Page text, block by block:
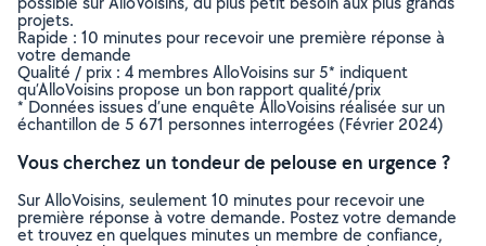
projets.
Rapide : 10 minutes pour recevoir une première réponse à
votre demande
Qualité / prix : 4 membres AlloVoisins sur 5* indiquent
qu’AlloVoisins propose un bon rapport qualité/prix
* Données issues d’une enquête AlloVoisins réalisée sur un
échantillon de 5 671 personnes interrogées (Février 2024)
Vous cherchez un tondeur de pelouse en urgence ?
Sur AlloVoisins, seulement 10 minutes pour recevoir une
première réponse à votre demande. Postez votre demande
et trouvez en quelques minutes un membre de confiance,